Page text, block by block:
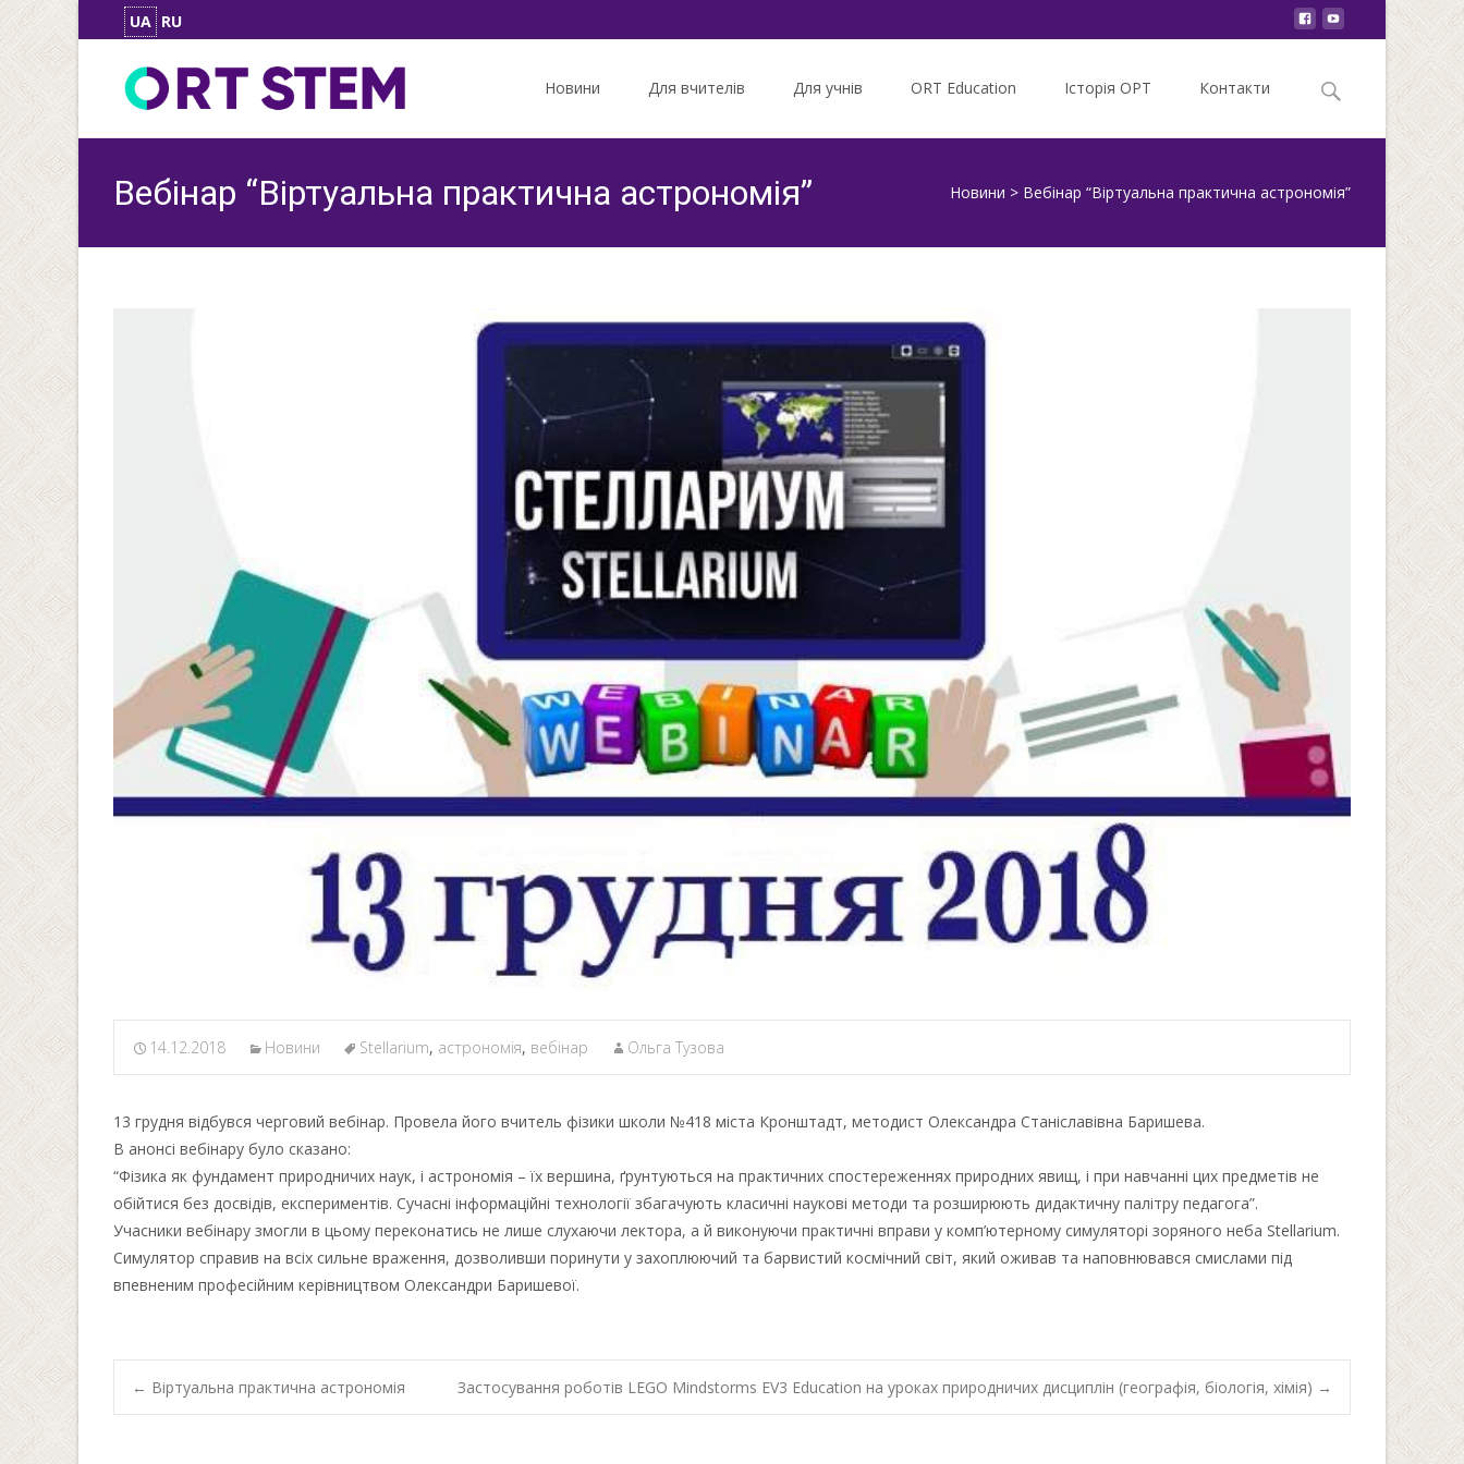
UA RU
Новини Для вчителів Для учнів ORT Education Історія ОРТ Контакти
Search
Вебінар “Віртуальна практична астрономія” Новини > Вебінар “Віртуальна практична астрономія”
14.12.2018 Новини Stellarium, астрономія, вебінар Ольга Тузова
13 грудня відбувся черговий вебінар. Провела його вчитель фізики школи №418 міста Кронштадт, методист Олександра Станіславівна Баришева.
В анонсі вебінару було сказано:
“Фізика як фундамент природничих наук, і астрономія – їх вершина, ґрунтуються на практичних спостереженнях природних явищ, і при навчанні цих предметів не
обійтися без досвідів, експериментів. Сучасні інформаційні технології збагачують класичні наукові методи та розширюють дидактичну палітру педагога”.
Учасники вебінару змогли в цьому переконатись не лише слухаючи лектора, а й виконуючи практичні вправи у комп’ютерному симуляторі зоряного неба Stellarium.
Симулятор справив на всіх сильне враження, дозволивши поринути у захоплюючий та барвистий космічний світ, який оживав та наповнювався смислами під
впевненим професійним керівництвом Олександри Баришевої.
Post
← Віртуальна практична астрономія Застосування роботів LEGO Mindstorms EV3 Education на уроках природничих дисциплін (географія, біологія, хімія) →